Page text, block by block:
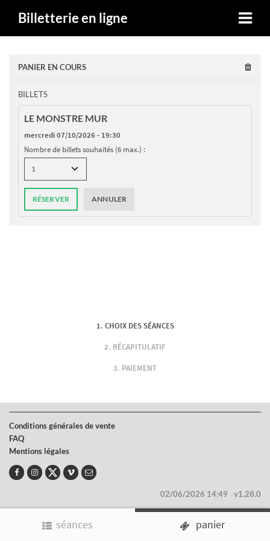
Billetterie en ligne
séances panier
PANIER EN COURS
BILLETS
LE MONSTRE MUR
mercredi 07/10/2026 - 19:30
Nombre de billets souhaités (6 max.) :
RÉSERVER ANNULER
CHOIX DES SÉANCES
RÉCAPITULATIF
PAIEMENT
Conditions générales de vente
FAQ
Mentions légales
02/06/2026 14:49 v1.28.0